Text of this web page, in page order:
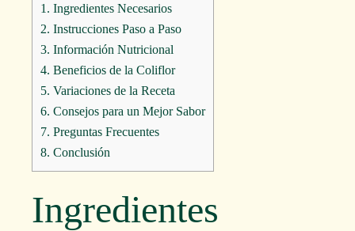
1. Ingredientes Necesarios
2. Instrucciones Paso a Paso
3. Información Nutricional
4. Beneficios de la Coliflor
5. Variaciones de la Receta
6. Consejos para un Mejor Sabor
7. Preguntas Frecuentes
8. Conclusión
Ingredientes